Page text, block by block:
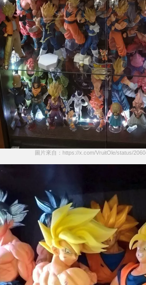
圖片來自：https://x.com/VruitOle/status/